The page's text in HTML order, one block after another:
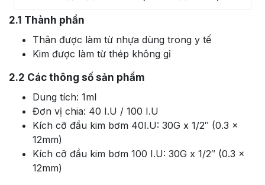
2.1 Thành phần
Thân được làm từ nhựa dùng trong y tế
Kim được làm từ thép không gỉ
2.2 Các thông số sản phẩm
Dung tích: 1ml
Đơn vị chia: 40 I.U / 100 I.U
Kích cỡ đầu kim bơm 40I.U: 30G x 1/2″ (0.3 x
12mm)
Kích cỡ đầu kim bơm 100 I.U: 30G x 1/2″ (0.3 x
12mm)